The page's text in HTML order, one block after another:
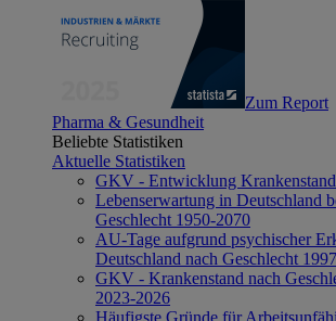
Zum Report
Pharma & Gesundheit
Beliebte Statistiken
Aktuelle Statistiken
GKV - Entwicklung
Lebenserwartung in Deutschland
Geschlecht 1950-2070
AU-Tage aufgrund psychischer
Deutschland nach Geschlecht
GKV - Krankenstand nach
2023-2026
Häufigste Gründe für